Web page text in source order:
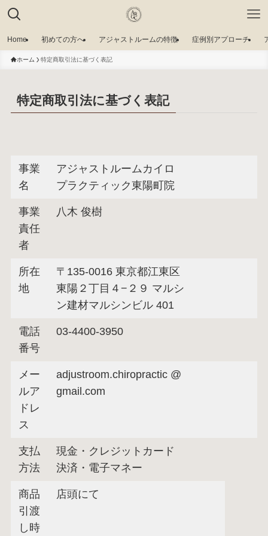
Home 初めての方へ アジャストルームの特徴 症例別アプローチ
ホーム 特定商取引法に基づく表記
特定商取引法に基づく表記
事業
名
アジャストルームカイロ
プラクティック東陽町院
事業
責任
者
八木 俊樹
所在
地
〒135-0016 東京都江東区
東陽２丁目４−２９ マルシ
ン建材マルシンビル 401
電話
番号
03-4400-3950
メー
ルア
ドレ
ス
adjustroom.chiropractic @
gmail.com
支払
方法
現金・クレジットカード
決済・電子マネー
商品
引渡
し時
店頭にて